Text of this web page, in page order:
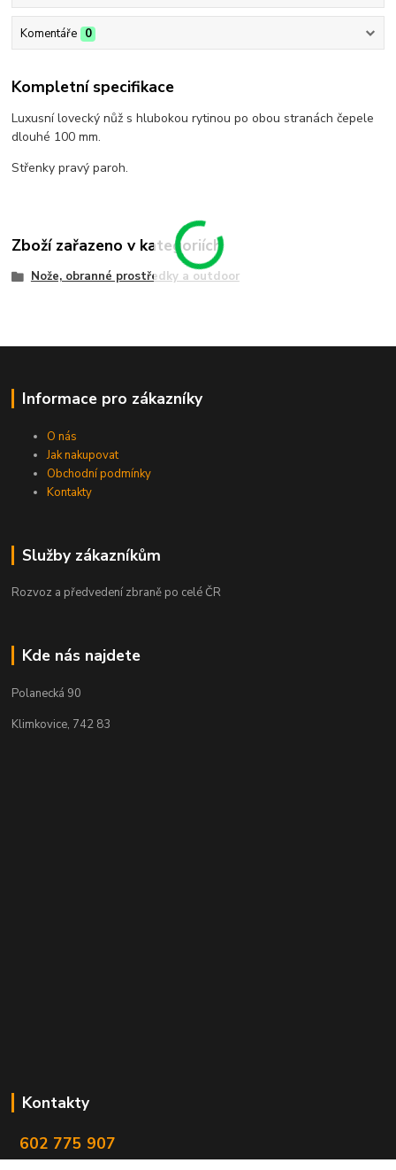
Komentáře 0
Kompletní specifikace
Luxusní lovecký nůž s hlubokou rytinou po obou stranách čepele
dlouhé 100 mm.
Střenky pravý paroh.
Zboží zařazeno v kategoriích
Nože, obranné prostředky a outdoor
Informace pro zákazníky
O nás
Jak nakupovat
Obchodní podmínky
Kontakty
Služby zákazníkům
Rozvoz a předvedení zbraně po celé ČR
Kde nás najdete
Polanecká 90
Klimkovice, 742 83
Kontakty
602 775 907